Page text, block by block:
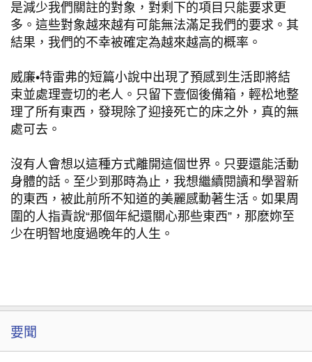
是減少我們關註的對象，對剩下的項目只能要求更
多。這些對象越來越有可能無法滿足我們的要求。其
結果，我們的不幸被確定為越來越高的概率。
威廉•特雷弗的短篇小說中出現了預感到生活即將結
束並處理壹切的老人。只留下壹個後備箱，輕松地整
理了所有東西，發現除了迎接死亡的床之外，真的無
處可去。
沒有人會想以這種方式離開這個世界。只要還能活動
身體的話。至少到那時為止，我想繼續閱讀和學習新
的東西，被此前所不知道的美麗感動著生活。如果周
圍的人指責說“那個年紀還關心那些東西”，那麽妳至
少在明智地度過晚年的人生。
要聞